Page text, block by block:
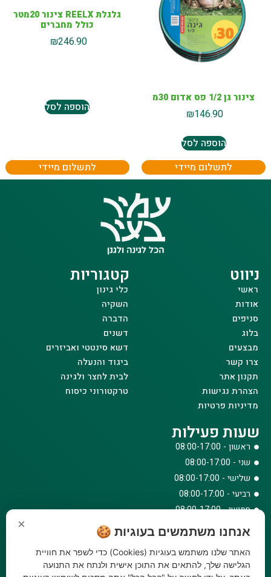
צינור גן 1/2 פס אדום 30מ
₪146.90
הוספה לסל
לתשלום מיידי
גלגלת REELX צינור 20מטר
כולל מחברים
₪246.90
הוספה לסל
לתשלום מיידי
ניווט
ראשי
אודות
סניפים
בלוג
מבצעים
צרו קשר
תקנון אתר
הצהרת נגישות
מדיניות פרטיות
קטגוריות
כלי גינון
השקיה
הדברה
דשנים
דשא סינטטי ואביזרים
ביגוד והנעלה
לבית לחצר ולגינה
טרקטורוני כיסוח
שעות פעילות
ראשון - 08:00-17:00
שני - 08:00-17:00
שלישי - 08:00-17:00
רביעי - 08:00-17:00
חמישי - 08:00-17:00
צרו קשר
073-779-6243
× אנחנו משתמשים בעוגיות 🍪
האתר שלנו משתמש בעוגיות (Cookies) כדי לשפר את חוויית
הגלישה שלך, להתאים את התוכן אישית ולנתח את התנועה